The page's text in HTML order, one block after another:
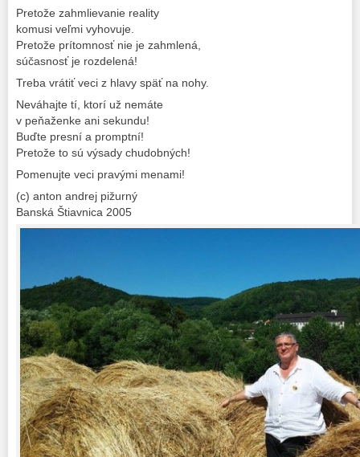
Pretože zahmlievanie reality
komusi veľmi vyhovuje.
Pretože prítomnosť nie je zahmlená,
súčasnosť je rozdelená!
Treba vrátiť veci z hlavy späť na nohy.
Neváhajte tí, ktorí už nemáte
v peňaženke ani sekundu!
Buďte presní a promptní!
Pretože to sú výsady chudobných!
Pomenujte veci pravými menami!
(c) anton andrej pižurný
Banská Štiavnica 2005